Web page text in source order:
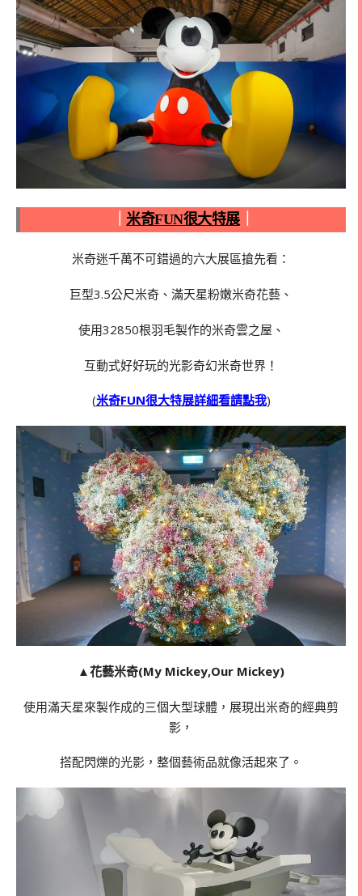
米奇FUN很大特展｜
米奇迷千萬不可錯過的六大展區搶先看：
巨型3.5公尺米奇、滿天星粉嫩米奇花藝、
使用32850根羽毛製作的米奇雲之屋、
互動式好好玩的光影奇幻米奇世界！
(米奇FUN很大特展詳細看請點我)
▲花藝米奇(My Mickey,Our Mickey)
使用滿天星來製作成的三個大型球體，展現出米奇的經典剪
影，
搭配閃爍的光影，整個藝術品就像活起來了。